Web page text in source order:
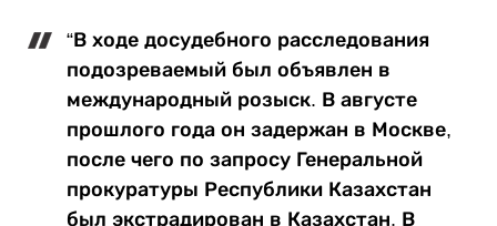
“В ходе досудебного расследования
подозреваемый был объявлен в
международный розыск. В августе
прошлого года он задержан в Москве,
после чего по запросу Генеральной
прокуратуры Республики Казахстан
был экстрадирован в Казахстан. В